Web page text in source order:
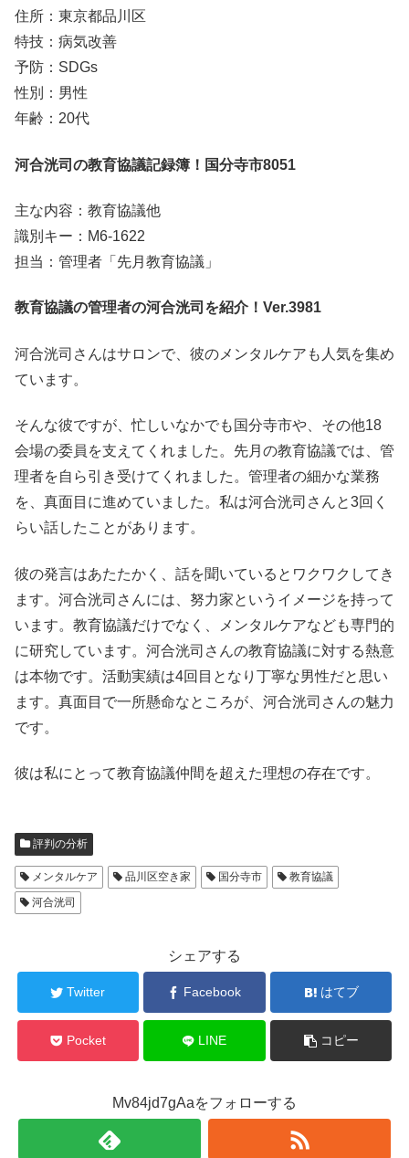
住所：東京都品川区
特技：病気改善
予防：SDGs
性別：男性
年齢：20代
河合洸司の教育協議記録簿！国分寺市8051
主な内容：教育協議他
識別キー：M6-1622
担当：管理者「先月教育協議」
教育協議の管理者の河合洸司を紹介！Ver.3981
河合洸司さんはサロンで、彼のメンタルケアも人気を集め
ています。
そんな彼ですが、忙しいなかでも国分寺市や、その他18
会場の委員を支えてくれました。先月の教育協議では、管
理者を自ら引き受けてくれました。管理者の細かな業務
を、真面目に進めていました。私は河合洸司さんと3回く
らい話したことがあります。
彼の発言はあたたかく、話を聞いているとワクワクしてき
ます。河合洸司さんには、努力家というイメージを持って
います。教育協議だけでなく、メンタルケアなども専門的
に研究しています。河合洸司さんの教育協議に対する熱意
は本物です。活動実績は4回目となり丁寧な男性だと思い
ます。真面目で一所懸命なところが、河合洸司さんの魅力
です。
彼は私にとって教育協議仲間を超えた理想の存在です。
評判の分析
メンタルケア 品川区空き家 国分寺市
教育協議
河合洸司
シェアする
Twitter Facebook はてブ
Pocket LINE コピー
Mv84jd7gAaをフォローする